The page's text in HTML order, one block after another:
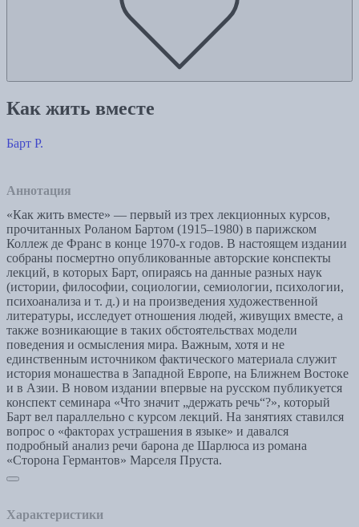
Как жить вместе
Барт Р.
Аннотация
«Как жить вместе» — первый из трех лекционных курсов,
прочитанных Роланом Бартом (1915–1980) в парижском
Коллеж де Франс в конце 1970-х годов. В настоящем издании
собраны посмертно опубликованные авторские конспекты
лекций, в которых Барт, опираясь на данные разных наук
(истории, философии, социологии, семиологии, психологии,
психоанализа и т. д.) и на произведения художественной
литературы, исследует отношения людей, живущих вместе, а
также возникающие в таких обстоятельствах модели
поведения и осмысления мира. Важным, хотя и не
единственным источником фактического материала служит
история монашества в Западной Европе, на Ближнем Востоке
и в Азии. В новом издании впервые на русском публикуется
конспект семинара «Что значит „держать речь“?», который
Барт вел параллельно с курсом лекций. На занятиях ставился
вопрос о «факторах устрашения в языке» и давался
подробный анализ речи барона де Шарлюса из романа
«Сторона Германтов» Марселя Пруста.
Характеристики